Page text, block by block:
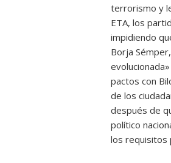
terrorismo y
ETA, los
impidiendo
Borja
pactos con
de los
después de
político
los requisitos